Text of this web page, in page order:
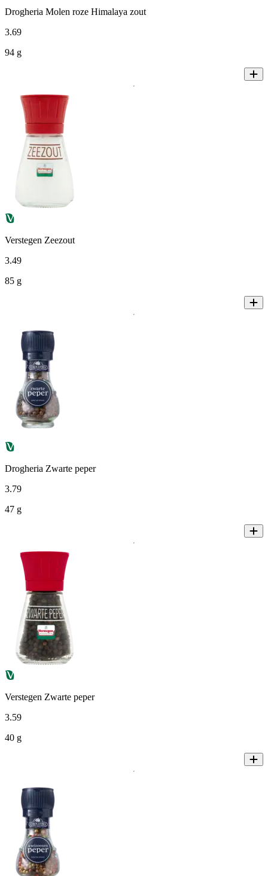
Drogheria Molen roze Himalaya zout
3.69
94 g
Verstegen Zeezout
3.49
85 g
Drogheria Zwarte peper
3.79
47 g
Verstegen Zwarte peper
3.59
40 g